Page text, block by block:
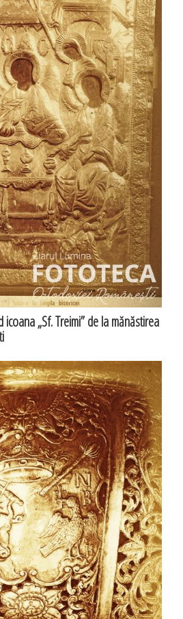
„Sf. Treimi” de la mănăstirea